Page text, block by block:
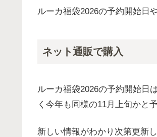
ルーカ福袋2026の予約開始日
ネット通販で購入
ルーカ福袋2026の予約開始日
く今年も同様の11月上旬かと
新しい情報がわかり次第更新し